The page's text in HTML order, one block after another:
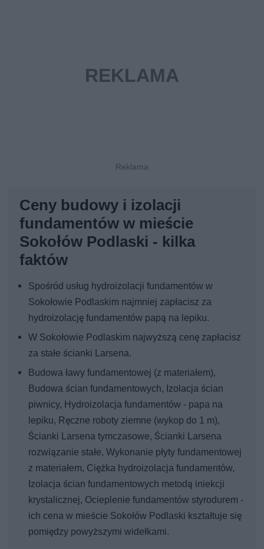
Ceny budowy i izolacji
fundamentów w mieście
Sokołów Podlaski - kilka
faktów
Spośród usług hydroizolacji fundamentów w
Sokołowie Podlaskim najmniej zapłacisz za
hydroizolację fundamentów papą na lepiku.
W Sokołowie Podlaskim najwyższą cenę zapłacisz
za stałe ścianki Larsena.
Budowa ławy fundamentowej (z materiałem),
Budowa ścian fundamentowych, Izolacja ścian
piwnicy, Hydroizolacja fundamentów - papa na
lepiku, Ręczne roboty ziemne (wykop do 1 m),
Ścianki Larsena tymczasowe, Ścianki Larsena
rozwiązanie stałe, Wykonanie płyty fundamentowej
z materiałem, Ciężka hydroizolacja fundamentów,
Izolacja ścian fundamentowych metodą iniekcji
krystalicznej, Ocieplenie fundamentów styrodurem -
ich cena w mieście Sokołów Podlaski kształtuje się
pomiędzy powyższymi widełkami.